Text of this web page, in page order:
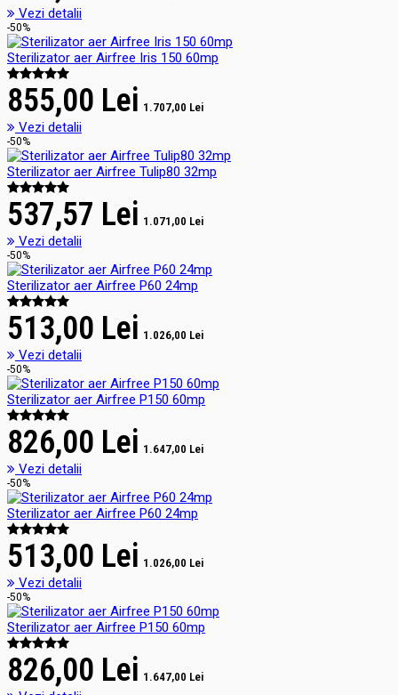
Vezi detalii
-50%
Sterilizator aer Airfree Iris 150 60mp
855,00 Lei 1.707,00 Lei
Vezi detalii
-50%
Sterilizator aer Airfree Tulip80 32mp
537,57 Lei 1.071,00 Lei
Vezi detalii
-50%
Sterilizator aer Airfree P60 24mp
513,00 Lei 1.026,00 Lei
Vezi detalii
-50%
Sterilizator aer Airfree P150 60mp
826,00 Lei 1.647,00 Lei
Vezi detalii
-50%
Sterilizator aer Airfree P60 24mp
513,00 Lei 1.026,00 Lei
Vezi detalii
-50%
Sterilizator aer Airfree P150 60mp
826,00 Lei 1.647,00 Lei